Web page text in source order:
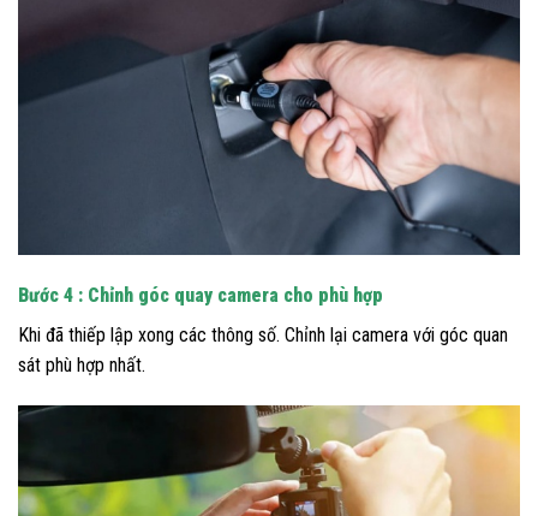
Bước 4 : Chỉnh góc quay camera cho phù hợp
Khi đã thiếp lập xong các thông số. Chỉnh lại camera với góc quan
sát phù hợp nhất.